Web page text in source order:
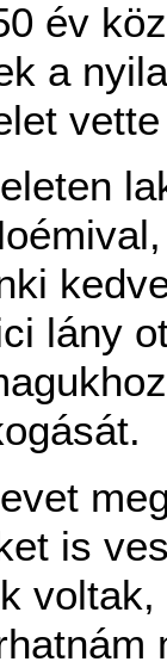
év
a
lány
is